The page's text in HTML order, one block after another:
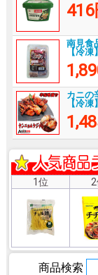
416
南見食
【冷凍】
カニの
【冷凍】
1位 2
商品検索